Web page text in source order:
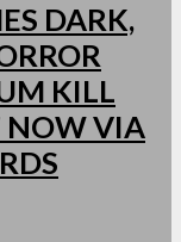
DARK,
KILL
NOW VIA